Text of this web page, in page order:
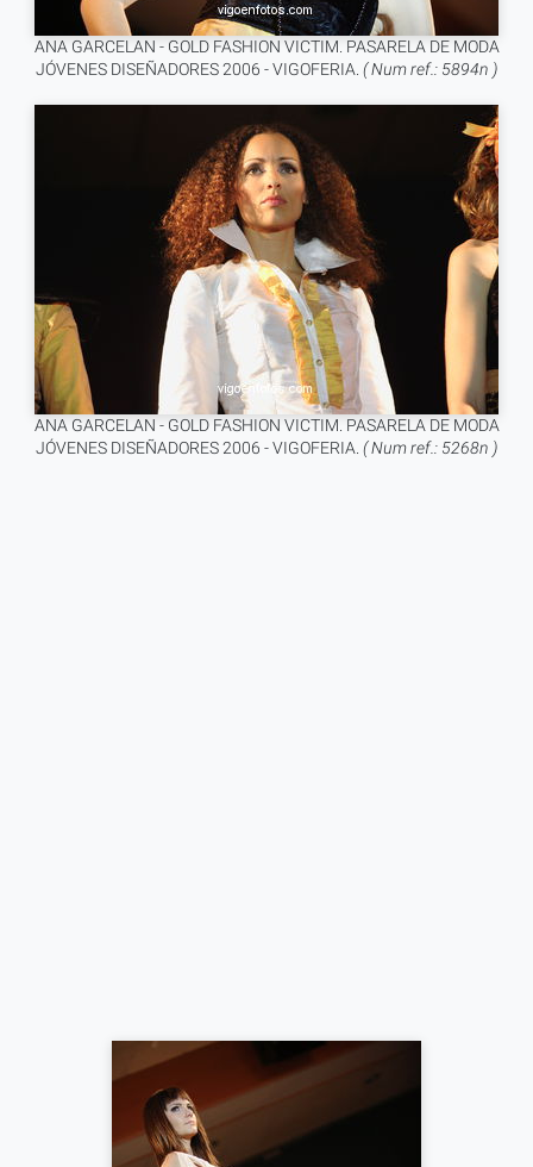
ANA GARCELAN - GOLD FASHION VICTIM. PASARELA DE MODA
JÓVENES DISEÑADORES 2006 - VIGOFERIA. ( Num ref.: 5894n )
ANA GARCELAN - GOLD FASHION VICTIM. PASARELA DE MODA
JÓVENES DISEÑADORES 2006 - VIGOFERIA. ( Num ref.: 5268n )